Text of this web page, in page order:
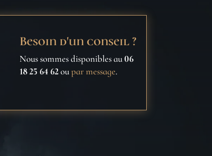
Besoin d'un conseil ?
Nous sommes disponibles au06
18 25 64 62oupar message.